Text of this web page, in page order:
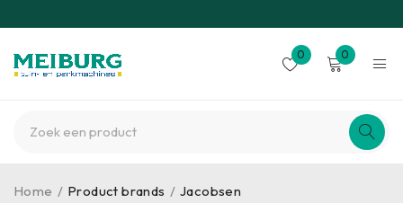
0 0
Home / Product brands / Jacobsen